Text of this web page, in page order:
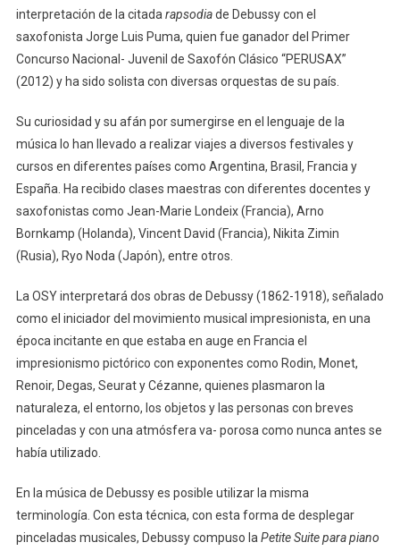
interpretación de la citada rapsodiade Debussy con el
saxofonista Jorge Luis Puma, quien fue ganador del Primer
Concurso Nacional- Juvenil de Saxofón Clásico “PERUSAX”
(2012) y ha sido solista con diversas orquestas de su país.
Su curiosidad y su afán por sumergirse en el lenguaje de la
música lo han llevado a realizar viajes a diversos festivales y
cursos en diferentes países como Argentina, Brasil, Francia y
España. Ha recibido clases maestras con diferentes docentes y
saxofonistas como Jean-Marie Londeix (Francia), Arno
Bornkamp (Holanda), Vincent David (Francia), Nikita Zimin
(Rusia), Ryo Noda (Japón), entre otros.
La OSY interpretará dos obras de Debussy (1862-1918), señalado
como el iniciador del movimiento musical impresionista, en una
época incitante en que estaba en auge en Francia el
impresionismo pictórico con exponentes como Rodin, Monet,
Renoir, Degas, Seurat y Cézanne, quienes plasmaron la
naturaleza, el entorno, los objetos y las personas con breves
pinceladas y con una atmósfera va- porosa como nunca antes se
había utilizado.
En la música de Debussy es posible utilizar la misma
terminología. Con esta técnica, con esta forma de desplegar
pinceladas musicales, Debussy compuso la Petite Suite para piano